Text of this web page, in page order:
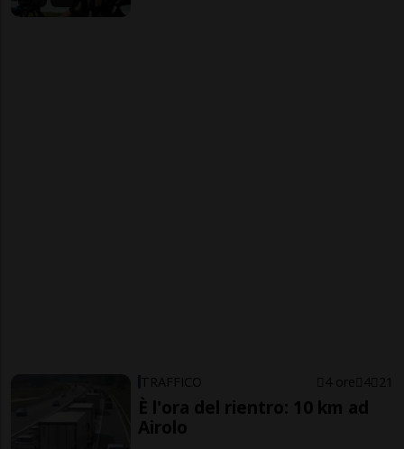
TRAFFICO 4 ore 4 21
È l'ora del rientro: 10 km ad
Airolo